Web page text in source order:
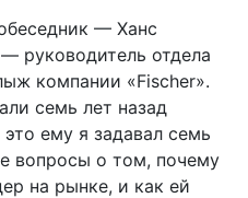
— Ханс
руководитель отдела
компании «Fischer».
семь лет назад
ему я задавал семь
вопросы о том, почему
на рынке, и как ей